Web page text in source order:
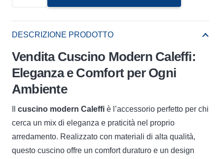
quantità
DESCRIZIONE PRODOTTO
Vendita Cuscino Modern Caleffi:
Eleganza e Comfort per Ogni
Ambiente
cuscino modern Caleffi è l’accessorio perfetto per chi
cerca un mix di eleganza e praticità nel proprio
arredamento. Realizzato con materiali di alta qualità,
questo cuscino offre un comfort duraturo e un design